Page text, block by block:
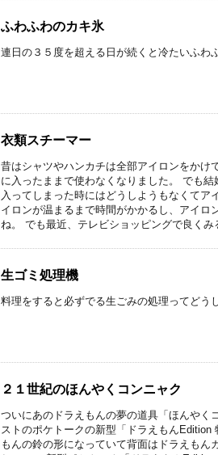
ふわふわのカキ氷
連日の３５度を超える日が続くと冷たいふわ
衣類スチーマー
昔はシャツやハンカチは全部アイロンをかけ
に入ったままで使わなくなりました。 でも
入ってしまった時にはどうしようもなくて
イロンが温まるまで時間がかかるし、アイロ
ね。 でも最近、テレビショッピングで良く
生ゴミ処理機
料理をすると必ずでる生ごみの処理ってどう
２１世紀のほんやくコンニャク
ついにあのドラえもんの夢の道具「ほんやく
ストのポケトークの新型「ドラえもんEdition
もんの鈴の形になっていて背面はドラえもん